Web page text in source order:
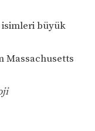
büyük
Massachusetts